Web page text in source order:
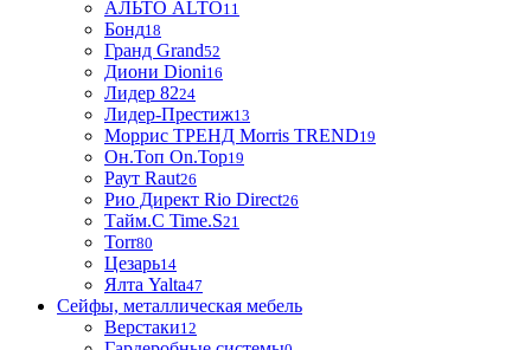
АЛЬТО ALTO11
Бонд18
Гранд Grand52
Диони Dioni16
Лидер 8224
Лидер-Престиж13
Моррис ТРЕНД Morris TREND19
Он.Топ On.Top19
Раут Raut26
Рио Директ Rio Direct26
Тайм.С Time.S21
Torr80
Цезарь14
Ялта Yalta47
Сейфы, металлическая мебель
Верстаки12